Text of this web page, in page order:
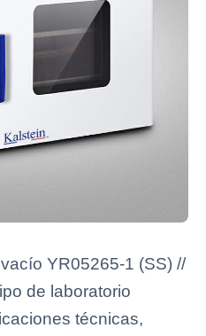
YR05265-1 (SS) //
de laboratorio
técnicas,